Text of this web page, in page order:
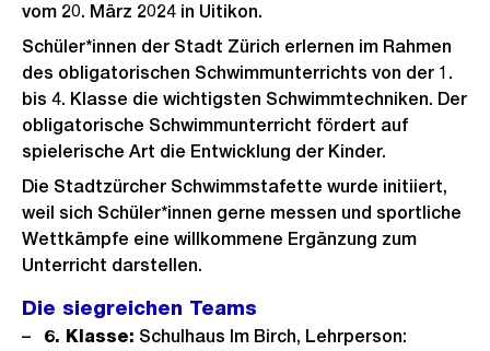
vom 20. März 2024 in Uitikon.
Schüler*innen der Stadt Zürich erlernen im Rahmen
des obligatorischen Schwimmunterrichts von der 1.
bis 4. Klasse die wichtigsten Schwimmtechniken. Der
obligatorische Schwimmunterricht fördert auf
spielerische Art die Entwicklung der Kinder.
Die Stadtzürcher Schwimmstafette wurde initiiert,
weil sich Schüler*innen gerne messen und sportliche
Wettkämpfe eine willkommene Ergänzung zum
Unterricht darstellen.
Die siegreichen Teams
6. Klasse: Schulhaus Im Birch, Lehrperson: